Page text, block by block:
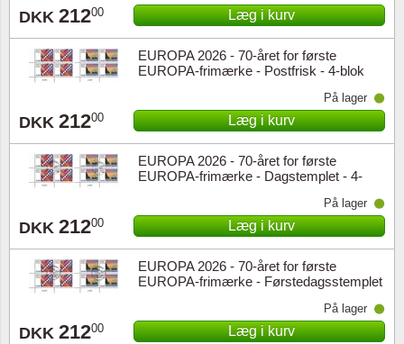
DKK 21200 Læg i kurv
EUROPA 2026 - 70-året for første
EUROPA-frimærke - Postfrisk - 4-blok
DKK 21200
På lager
Læg i kurv
EUROPA 2026 - 70-året for første
EUROPA-frimærke - Dagstemplet - 4-
DKK 21200
På lager
Læg i kurv
EUROPA 2026 - 70-året for første
EUROPA-frimærke - Førstedagsstemplet
DKK 21200
På lager
Læg i kurv